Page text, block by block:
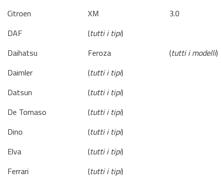
Citroen
XM
3.0
DAF
(tutti i tipi)
Daihatsu
Feroza (tutti i modelli)
Daimler
(tutti i tipi)
Datsun
(tutti i tipi)
De Tomaso
(tutti i tipi)
Dino
(tutti i tipi)
Elva
(tutti i tipi)
Ferrari
(tutti i tipi)